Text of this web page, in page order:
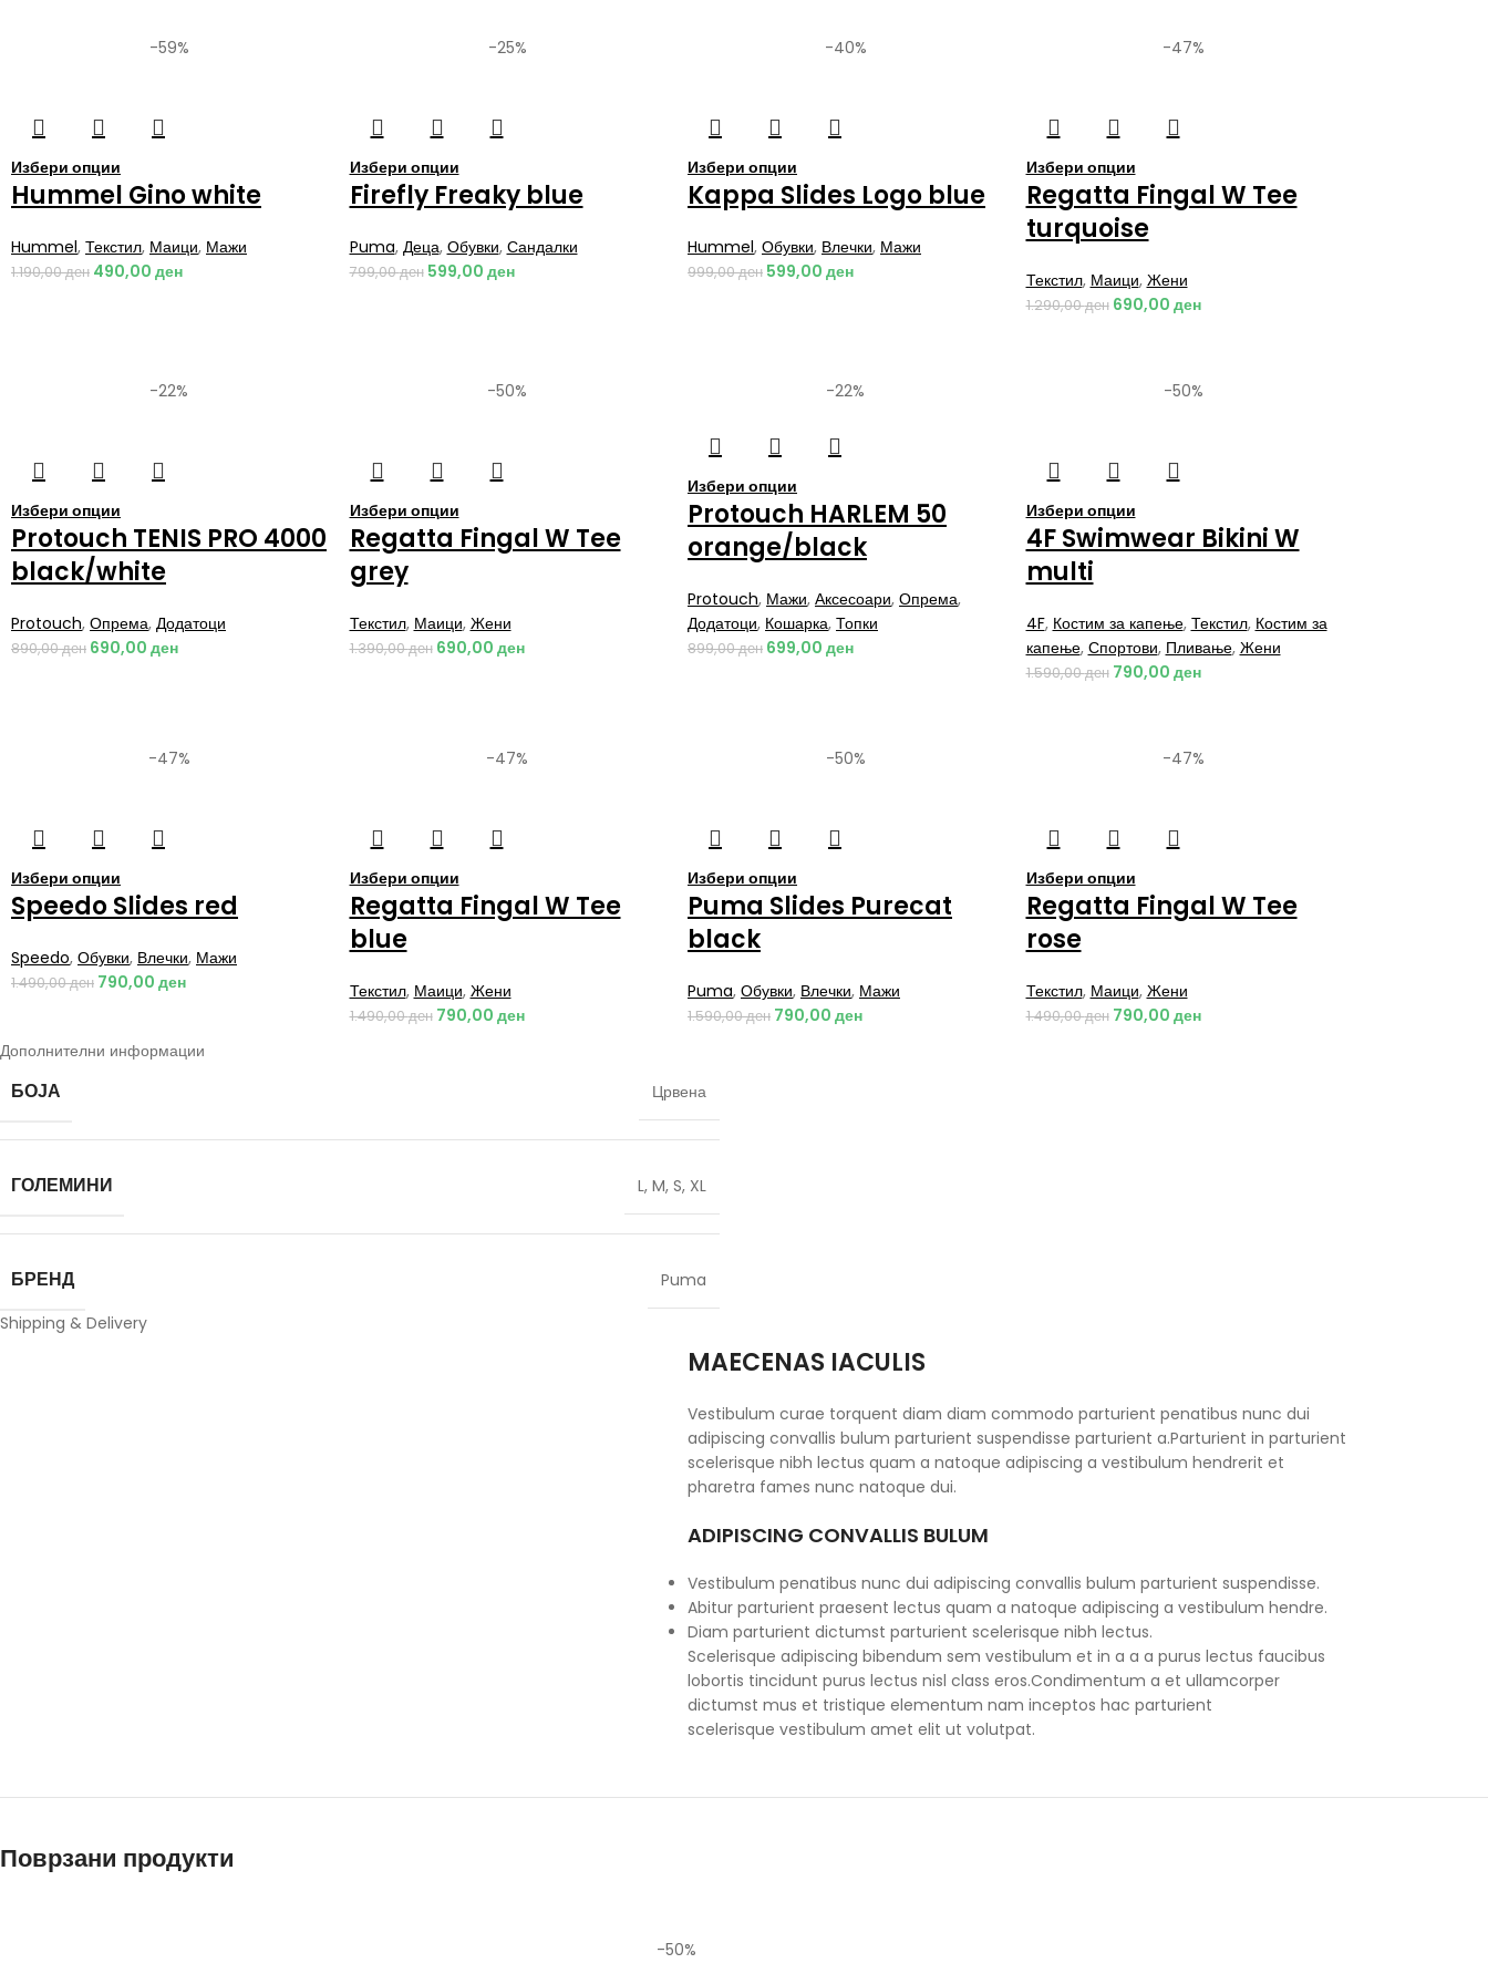
-59%
Избери опции
Hummel Gino white
Hummel, Текстил, Маици, Мажи
1.190,00ден 490,00 ден
-25%
Избери опции
Firefly Freaky blue
Puma, Деца, Обувки, Сандалки
799,00ден 599,00 ден
-40%
Избери опции
Kappa Slides Logo blue
Hummel, Обувки, Влечки, Мажи
999,00ден 599,00 ден
-47%
Избери опции
Regatta Fingal W Tee
turquoise
Текстил, Маици, Жени
1.290,00ден 690,00 ден
-22%
Избери опции
Protouch TENIS PRO 4000
black/white
Protouch, Опрема, Додатоци
890,00ден 690,00 ден
-50%
Избери опции
Regatta Fingal W Tee
grey
Текстил, Маици, Жени
1.390,00ден 690,00 ден
-22%
Избери опции
Protouch HARLEM 50
orange/black
Protouch, Мажи, Аксесоари, Опрема,
Додатоци, Кошарка, Топки
899,00ден 699,00 ден
-50%
Избери опции
4F Swimwear Bikini W
multi
4F, Костим за капење, Текстил, Костим за
капење, Спортови, Пливање, Жени
1.590,00ден 790,00 ден
-47%
Избери опции
Speedo Slides red
Speedo, Обувки, Влечки, Мажи
1.490,00ден 790,00 ден
-47%
Избери опции
Regatta Fingal W Tee
blue
Текстил, Маици, Жени
1.490,00ден 790,00 ден
-50%
Избери опции
Puma Slides Purecat
black
Puma, Обувки, Влечки, Мажи
1.590,00ден 790,00 ден
-47%
Избери опции
Regatta Fingal W Tee
rose
Текстил, Маици, Жени
1.490,00ден 790,00 ден
Дополнителни информации
БОЈА Црвена
ГОЛЕМИНИ L, M, S, XL
БРЕНД
Puma
Shipping & Delivery
MAECENAS IACULIS
Vestibulum curae torquent diam diam commodo parturient penatibus nunc dui
adipiscing convallis bulum parturient suspendisse parturient a.Parturient in parturient
scelerisque nibh lectus quam a natoque adipiscing a vestibulum hendrerit et
pharetra fames nunc natoque dui.
ADIPISCING CONVALLIS BULUM
Vestibulum penatibus nunc dui adipiscing convallis bulum parturient suspendisse.
Abitur parturient praesent lectus quam a natoque adipiscing a vestibulum hendre.
Diam parturient dictumst parturient scelerisque nibh lectus.
Scelerisque adipiscing bibendum sem vestibulum et in a a a purus lectus faucibus
lobortis tincidunt purus lectus nisl class eros.Condimentum a et ullamcorper
dictumst mus et tristique elementum nam inceptos hac parturient
scelerisque vestibulum amet elit ut volutpat.
Поврзани продукти
-50%